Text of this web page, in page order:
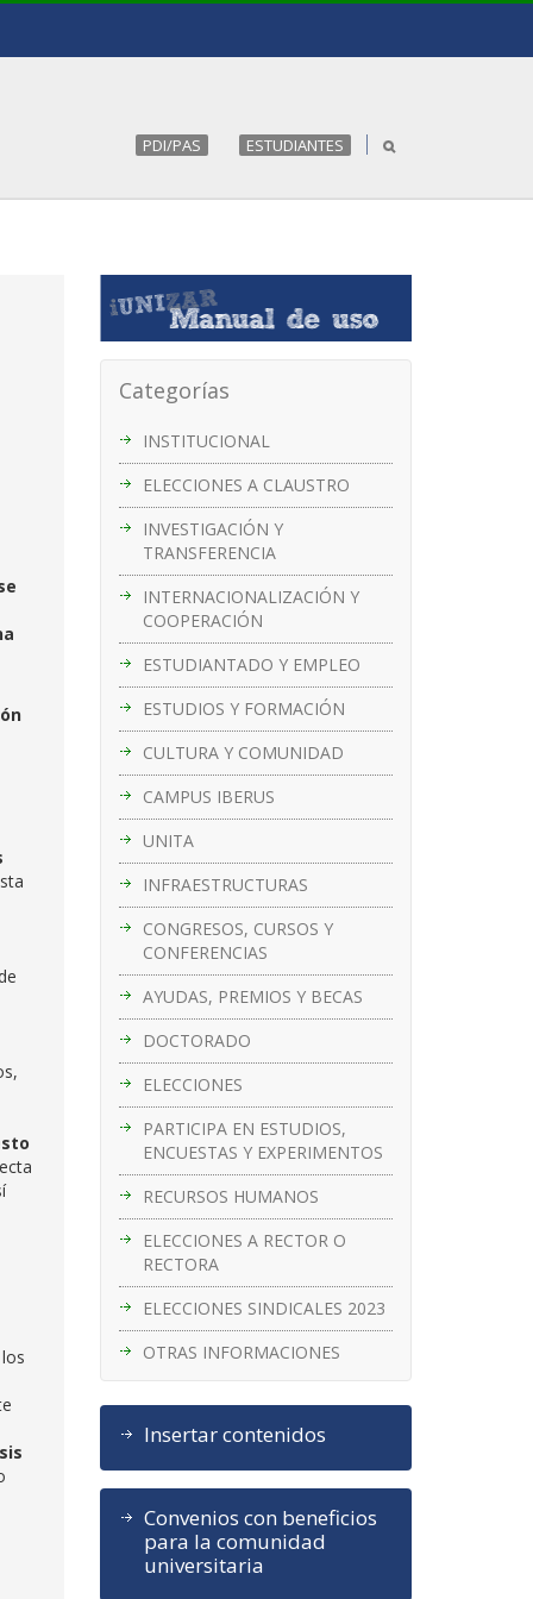
PDI/PAS ESTUDIANTES
Categorías
INSTITUCIONAL
ELECCIONES A CLAUSTRO
INVESTIGACIÓN Y
TRANSFERENCIA
INTERNACIONALIZACIÓN Y
COOPERACIÓN
ESTUDIANTADO Y EMPLEO
ESTUDIOS Y FORMACIÓN
CULTURA Y COMUNIDAD
CAMPUS IBERUS
UNITA
INFRAESTRUCTURAS
CONGRESOS, CURSOS Y
CONFERENCIAS
AYUDAS, PREMIOS Y BECAS
DOCTORADO
ELECCIONES
PARTICIPA EN ESTUDIOS,
ENCUESTAS Y EXPERIMENTOS
RECURSOS HUMANOS
ELECCIONES A RECTOR O
RECTORA
ELECCIONES SINDICALES 2023
OTRAS INFORMACIONES
Insertar contenidos
Convenios con beneficios
para la comunidad
universitaria